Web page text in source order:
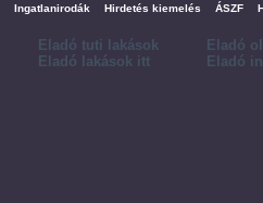
Ingatlanirodák Hirdetés kiemelés ÁSZF
Eladó tuti lakások
Eladó
Eladó lakások itt Eladó